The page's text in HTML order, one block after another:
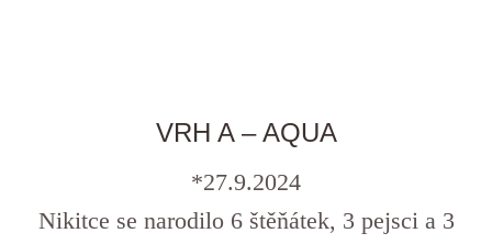
VRH A – AQUA
*27.9.2024
Nikitce se narodilo 6 štěňátek, 3 pejsci a 3